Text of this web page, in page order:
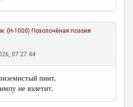
(Н-1000) Позолочёная поэзия
07:27:44
пиит,
не взлетит.